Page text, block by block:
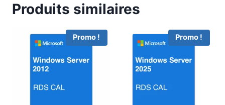
Produits similaires
Promo ! Promo !